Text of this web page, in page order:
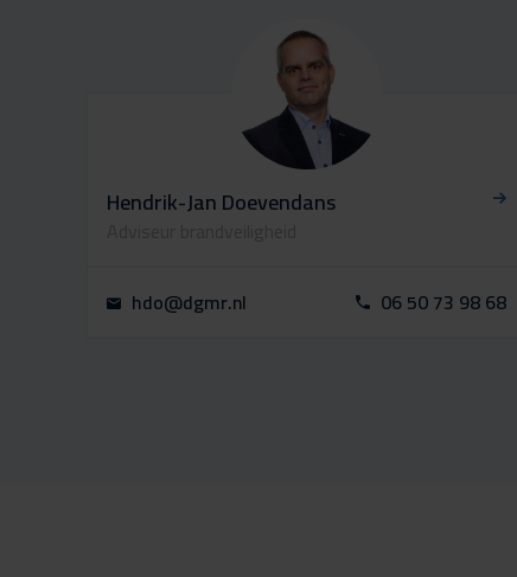
Hendrik-Jan Doevendans
hdo@dgmr.nl
06 50 73 98 68